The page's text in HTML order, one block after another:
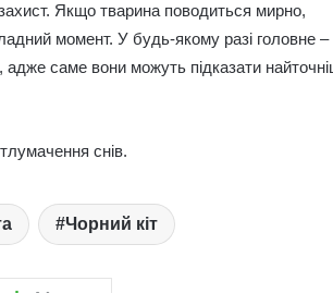
Якщо тварина поводиться мирно,
момент. У будь-якому разі головне –
адже саме вони можуть підказати
снів.
Чорний кіт
Астропрогноз для всіх знаків
на 3–9 серпня: доля підкине
сюрпризи
впливає на організм: приховані
До чого сниться кохана людина:
пояснення сну з точки зору